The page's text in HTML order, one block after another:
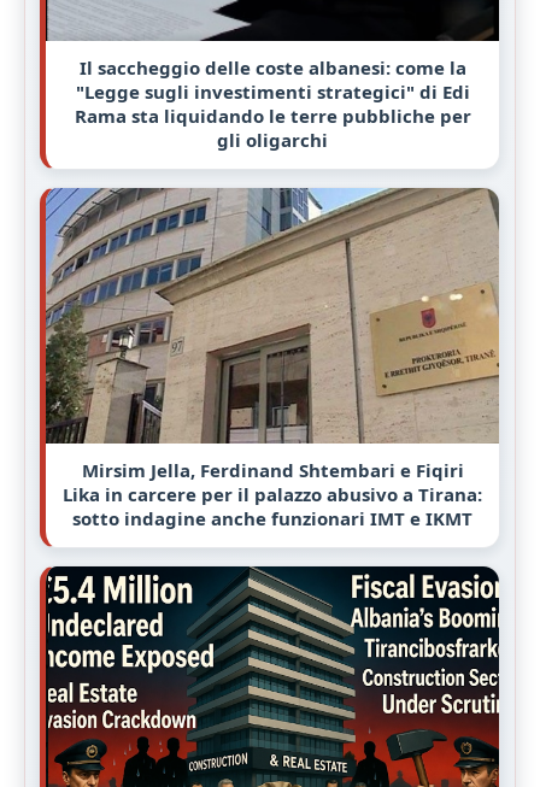
Il saccheggio delle coste albanesi: come la
"Legge sugli investimenti strategici" di Edi
Rama sta liquidando le terre pubbliche per
gli oligarchi
Mirsim Jella, Ferdinand Shtembari e Fiqiri
Lika in carcere per il palazzo abusivo a Tirana:
sotto indagine anche funzionari IMT e IKMT